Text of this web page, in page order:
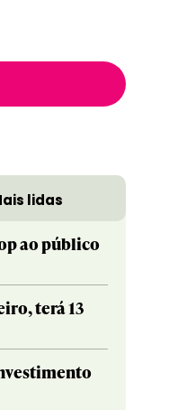
lidas
ao público
terá 13